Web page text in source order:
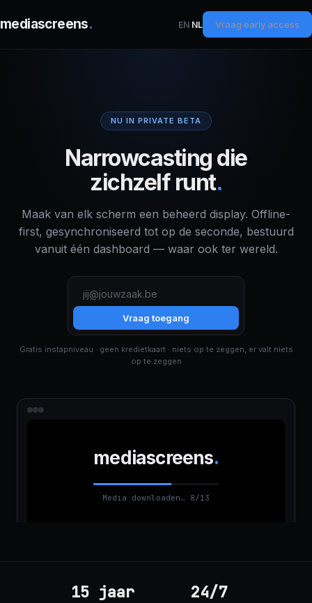
mediascreens. EN·NL Vraag early access
NU IN PRIVATE BETA
Narrowcasting die
zichzelf runt.
Maak van elk scherm een beheerd display. Offline-
first, gesynchroniseerd tot op de seconde, bestuurd
vanuit één dashboard — waar ook ter wereld.
Vraag toegang
Gratis instapniveau · geen kredietkaart · niets op te zeggen, er valt niets
op te zeggen
mediascreens.
Media downloaden… 8/13
15 jaar 24/7